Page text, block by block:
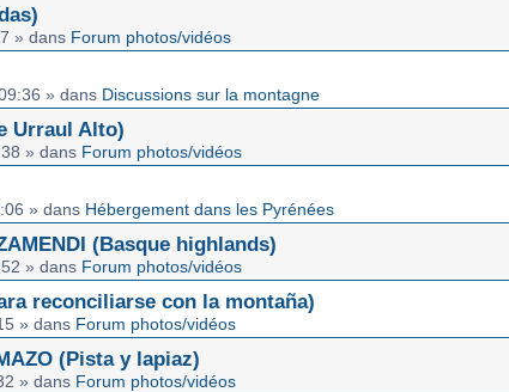
» dans Forum photos/vidéos
» dans Discussions sur la montagne
Urraul Alto)
» dans Forum photos/vidéos
» dans Hébergement dans les Pyrénées
(Basque highlands)
» dans Forum photos/vidéos
reconciliarse con la montaña)
» dans Forum photos/vidéos
(Pista y lapiaz)
» dans Forum photos/vidéos